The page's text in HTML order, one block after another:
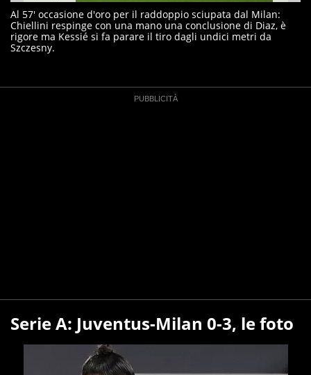
Al 57' occasione d'oro per il raddoppio sciupata dal Milan:
Chiellini respinge con una mano una conclusione di Diaz, è
rigore ma Kessié si fa parare il tiro dagli undici metri da
Szczesny.
Serie A: Juventus-Milan 0-3, le foto